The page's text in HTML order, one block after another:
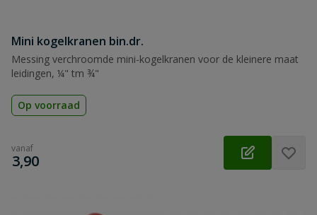
Mini kogelkranen bin.dr.
Messing verchroomde mini-kogelkranen voor de kleinere maat
leidingen, ¼" tm ¾"
Op voorraad
vanaf
€
3,90